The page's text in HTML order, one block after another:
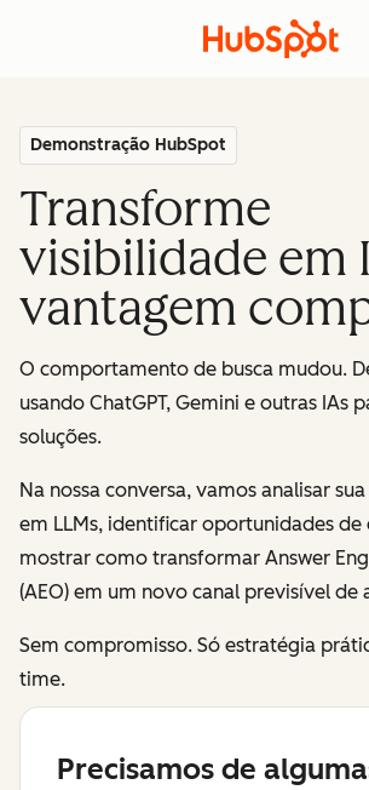
Demonstração HubSpot
Transforme
visibilidade em
vantagem
O comportamento de busca mudou.
usando ChatGPT, Gemini e outras IAs
soluções.
Na nossa conversa, vamos analisar
em LLMs, identificar oportunidades de
mostrar como transformar Answer
(AEO) em um novo canal previsível de
Sem compromisso. Só estratégia
time.
Precisamos de